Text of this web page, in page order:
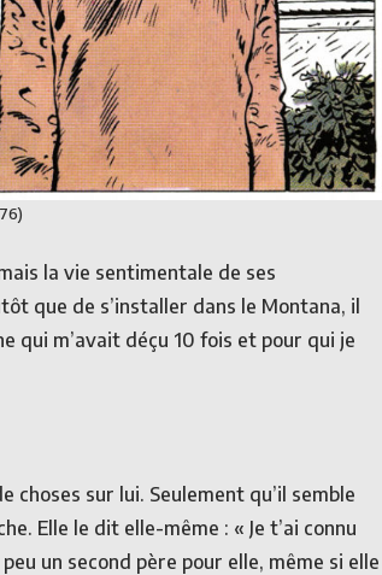
la vie sentimentale de ses
que de s’installer dans le Montana, il
qui m’avait déçu 10 fois et pour qui je
choses sur lui. Seulement qu’il semble
Elle le dit elle-même : « Je t’ai connu
un second père pour elle, même si elle